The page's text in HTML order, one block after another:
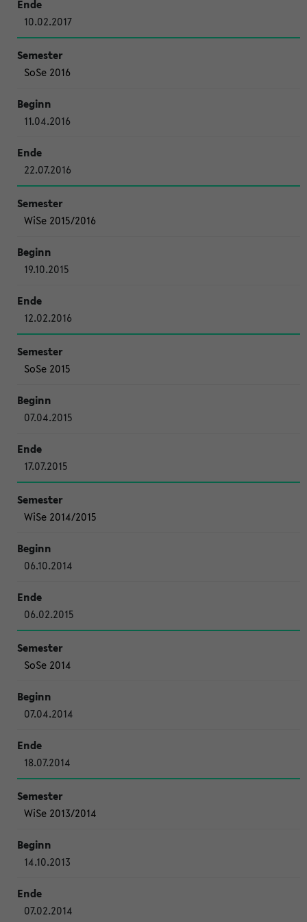
10.02.2017
SoSe 2016
11.04.2016
22.07.2016
WiSe 2015/2016
19.10.2015
12.02.2016
SoSe 2015
07.04.2015
17.07.2015
WiSe 2014/2015
06.10.2014
06.02.2015
SoSe 2014
07.04.2014
18.07.2014
WiSe 2013/2014
14.10.2013
07.02.2014